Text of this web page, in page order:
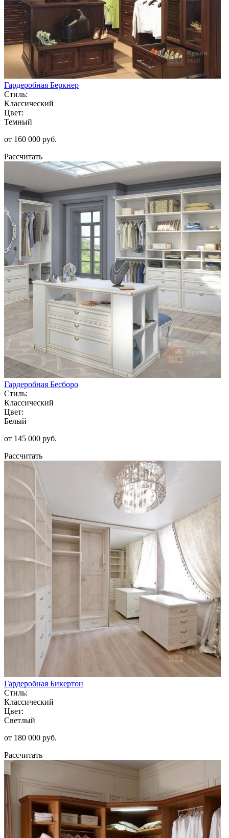
Гардеробная Беркнер
Стиль:
Классический
Цвет:
Темный
от 160 000 руб.
Рассчитать
Гардеробная Бесборо
Стиль:
Классический
Цвет:
Белый
от 145 000 руб.
Рассчитать
Гардеробная Бикертон
Стиль:
Классический
Цвет:
Светлый
от 180 000 руб.
Рассчитать